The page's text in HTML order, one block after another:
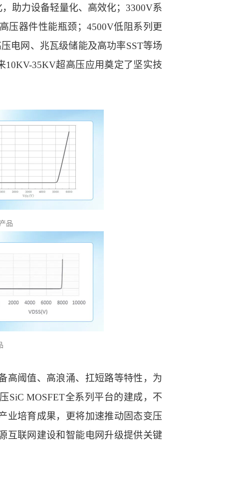
助力设备轻量化、高效化；3300V系
压器件性能瓶颈；4500V低阻系列更
电网、兆瓦级储能及高功率SST等场
10KV-35KV超高压应用奠定了坚实技
品
高阈值、高浪涌、扛短路等特性，为
SiC MOSFET全系列平台的建成，不
业培育成果，更将加速推动固态变压
互联网建设和智能电网升级提供关键